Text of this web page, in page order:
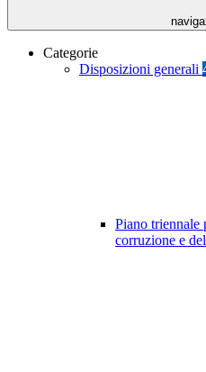
Categorie
Disposizioni generali
Piano triennale
corruzione e